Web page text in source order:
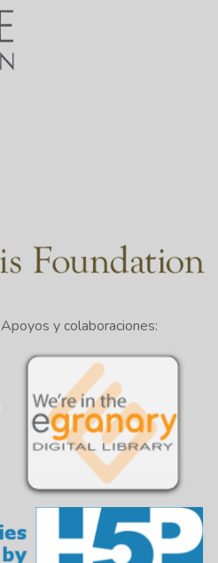
Apoyos y colaboraciones: